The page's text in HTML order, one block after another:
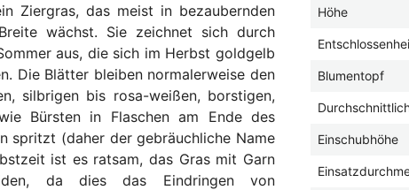
Ziergras, das meist in bezaubernden
wächst. Sie zeichnet sich durch
aus, die sich im Herbst goldgelb
Die Blätter bleiben normalerweise den
silbrigen bis rosa-weißen, borstigen,
Bürsten in Flaschen am Ende des
spritzt (daher der gebräuchliche Name
ist es ratsam, das Gras mit Garn
da dies das Eindringen von
Höhe
Blumentopf
Einschubhöhe